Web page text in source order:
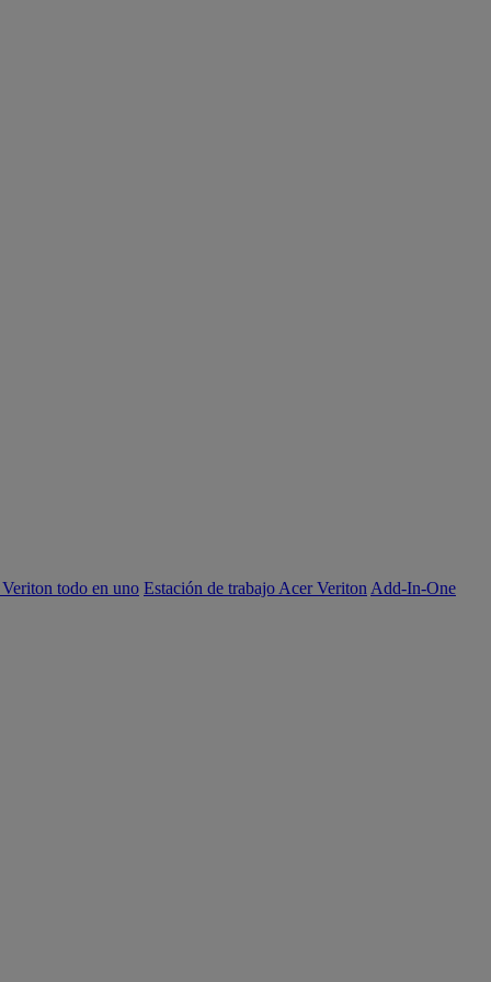
todo en uno Estación de trabajo Acer Veriton Add-In-One